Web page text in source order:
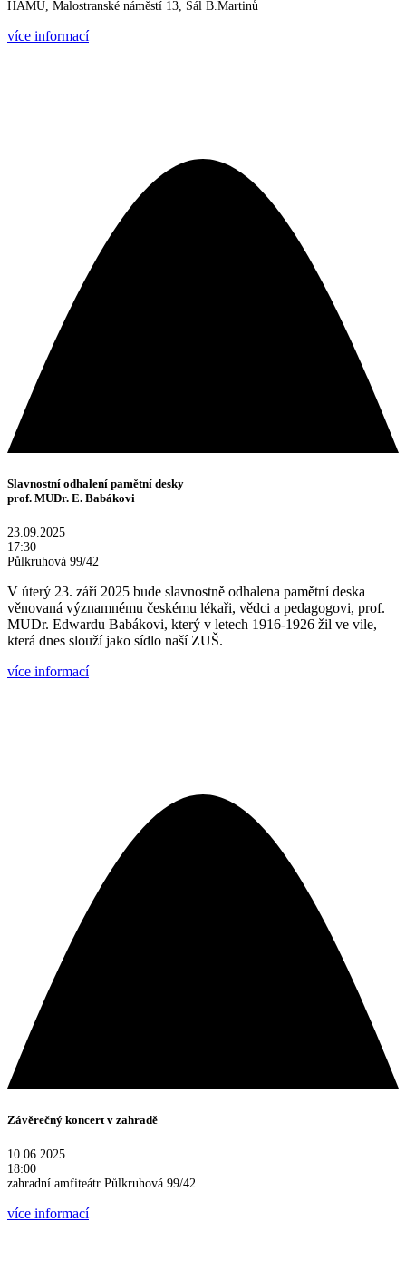
HAMU, Malostranské náměstí 13, Sál B.Martinů
více informací
Slavnostní odhalení pamětní desky
prof. MUDr. E. Babákovi
23.09.2025
17:30
Půlkruhová 99/42
V úterý 23. září 2025 bude slavnostně odhalena pamětní deska
věnovaná významnému českému lékaři, vědci a pedagogovi, prof.
MUDr. Edwardu Babákovi, který v letech 1916-1926 žil ve vile,
která dnes slouží jako sídlo naší ZUŠ.
více informací
Závěrečný koncert v zahradě
10.06.2025
18:00
zahradní amfiteátr Půlkruhová 99/42
více informací